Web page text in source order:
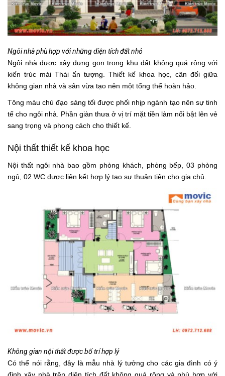
Ngôi nhà phù hợp với những diện tích đất nhỏ
Ngôi nhà được xây dựng gọn trong khu đất không quá rộng với
kiến trúc mái Thái ấn tượng. Thiết kế khoa học, cân đối giữa
không gian nhà và sân vừa tạo nên một tổng thể hoàn hảo.
Tông màu chủ đạo sáng tối được phối nhịp ngành tạo nên sự tinh
tế cho ngôi nhà. Phần giàn thưa ở vị trí mặt tiền làm nổi bật lên vẻ
sang trọng và phong cách cho thiết kế.
Nội thất thiết kế khoa học
Nội thất ngôi nhà bao gồm phòng khách, phòng bếp, 03 phòng
ngủ, 02 WC được liên kết hợp lý tạo sự thuận tiện cho gia chủ.
Không gian nội thất được bố trí hợp lý
Có thể nói rằng, đây là mẫu nhà lý tưởng cho các gia đình có ý